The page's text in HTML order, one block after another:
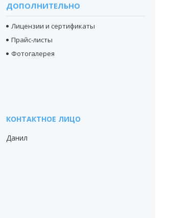
ДОПОЛНИТЕЛЬНО
Лицензии и сертификаты
Прайс-листы
Фотогалерея
Данил